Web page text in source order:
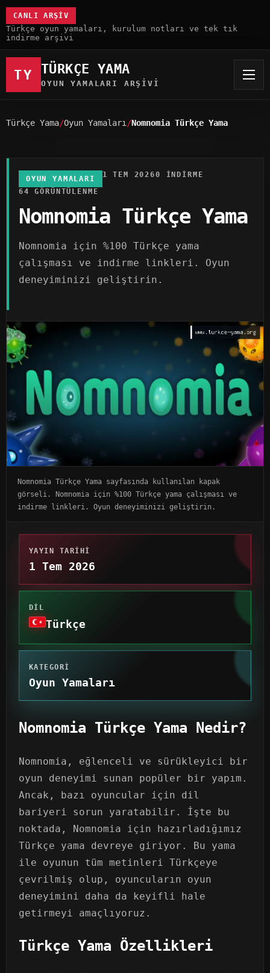
CANLI ARŞIV
Türkçe oyun yamaları, kurulum notları ve tek tık
indirme arşivi
TY TÜRKÇE YAMA
OYUN YAMALARI ARŞIVI
Türkçe Yama Oyun Yamaları Nomnomia Türkçe Yama
OYUN YAMALARI 1 TEM 20260 INDIRME
64 GÖRÜNTÜLENME
Nomnomia Türkçe Yama
Nomnomia için %100 Türkçe yama
çalışması ve indirme linkleri. Oyun
deneyiminizi geliştirin.
Nomnomia Türkçe Yama sayfasında kullanılan kapak
görseli. Nomnomia için %100 Türkçe yama çalışması ve
indirme linkleri. Oyun deneyiminizi geliştirin.
YAYIN TARIHI
1 Tem 2026
DIL
Türkçe
KATEGORI
Oyun Yamaları
Nomnomia Türkçe Yama Nedir?
Nomnomia, eğlenceli ve sürükleyici bir
oyun deneyimi sunan popüler bir yapım.
Ancak, bazı oyuncular için dil
bariyeri sorun yaratabilir. İşte bu
noktada, Nomnomia için hazırladığımız
Türkçe yama devreye giriyor. Bu yama
ile oyunun tüm metinleri Türkçeye
çevrilmiş olup, oyuncuların oyun
deneyimini daha da keyifli hale
getirmeyi amaçlıyoruz.
Türkçe Yama Özellikleri